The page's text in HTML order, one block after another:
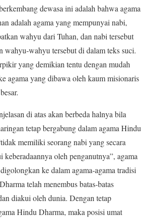
dewasa ini adalah bahwa agama
adalah agama yang mempunyai nabi,
wahyu dari Tuhan, dan nabi tersebut
wahyu-wahyu tersebut di dalam teks suci.
yang demikian tentu dengan mudah
agama yang dibawa oleh kaum misionaris
di atas akan berbeda halnya bila
tetap bergabung dalam agama Hindu
memiliki seorang nabi yang secara
keberadaannya oleh penganutnya”, agama
ke dalam agama-agama tradisi
telah menembus batas-batas
diakui oleh dunia. Dengan tetap
Hindu Dharma, maka posisi umat